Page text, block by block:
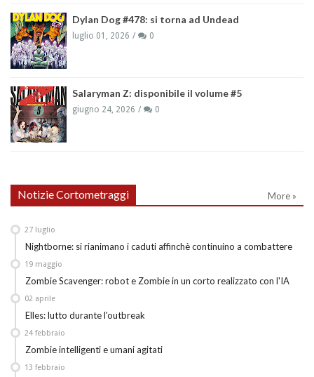
Dylan Dog #478: si torna ad Undead
luglio 01, 2026 0
Salaryman Z: disponibile il volume #5
giugno 24, 2026 0
Notizie Cortometraggi More »
Nightborne: si rianimano i caduti affinchè continuino a combattere
27 luglio
Zombie Scavenger: robot e Zombie in un corto realizzato con l'IA
19 maggio
Elles: lutto durante l'outbreak
02 aprile
Zombie intelligenti e umani agitati
24 febbraio
13 febbraio